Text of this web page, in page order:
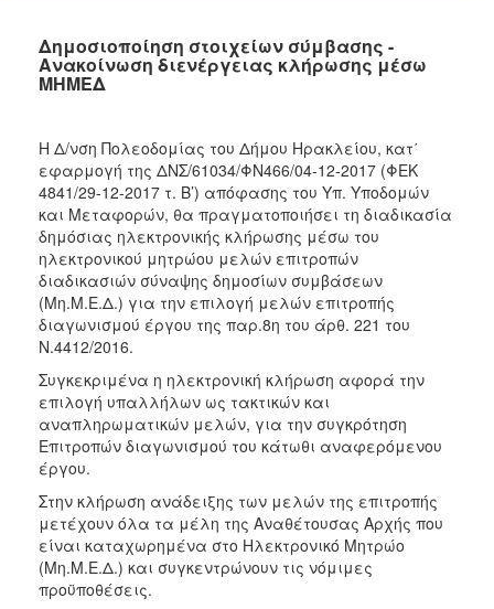
2023
2022
2020
2019
2018
2017
2016
2015
2013
ΤΟΠΟΣ
ΠΟΛΙΤΙΣΜΟΣ
ΑΝΘΕΚΤΙΚΗ
Δημοσιοποίηση στοιχείων σύμβασης -
Ανακοίνωση διενέργειας κλήρωσης μέσω
ΜΗΜΕΔ
Η Δ/νση Πολεοδομίας του Δήμου Ηρακλείου, κατ΄
εφαρμογή της ΔΝΣ/61034/ΦΝ466/04-12-2017 (ΦΕΚ
4841/29-12-2017 τ. Β’) απόφασης του Υπ. Υποδομών
και Μεταφορών, θα πραγματοποιήσει τη διαδικασία
δημόσιας ηλεκτρονικής κλήρωσης μέσω του
ηλεκτρονικού μητρώου μελών επιτροπών
διαδικασιών σύναψης δημοσίων συμβάσεων
(Μη.Μ.Ε.Δ.) για την επιλογή μελών επιτροπής
διαγωνισμού έργου της παρ.8η του άρθ. 221 του
Ν.4412/2016.
Συγκεκριμένα η ηλεκτρονική κλήρωση αφορά την
επιλογή υπαλλήλων ως τακτικών και
αναπληρωματικών μελών, για την συγκρότηση
Επιτροπών διαγωνισμού του κάτωθι αναφερόμενου
έργου.
Στην κλήρωση ανάδειξης των μελών της επιτροπής
μετέχουν όλα τα μέλη της Αναθέτουσας Αρχής που
είναι καταχωρημένα στο Ηλεκτρονικό Μητρώο
(Μη.Μ.Ε.Δ.) και συγκεντρώνουν τις νόμιμες
προϋποθέσεις.